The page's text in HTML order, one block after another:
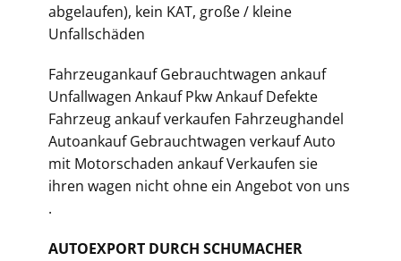
abgelaufen), kein KAT, große / kleine
Unfallschäden
Fahrzeugankauf Gebrauchtwagen ankauf
Unfallwagen Ankauf Pkw Ankauf Defekte
Fahrzeug ankauf verkaufen Fahrzeughandel
Autoankauf Gebrauchtwagen verkauf Auto
mit Motorschaden ankauf Verkaufen sie
ihren wagen nicht ohne ein Angebot von uns
.
AUTOEXPORT DURCH SCHUMACHER